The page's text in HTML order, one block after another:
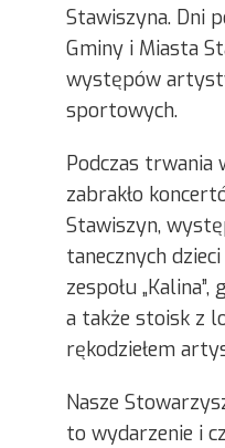
Stawiszyna. Dni
Gminy i Miasta
występów
sportowych.
Podczas trwania
zabrakło
Stawiszyn,
tanecznych
zespołu
a także stoisk z
rękodziełem
Nasze
to wydarzenie i